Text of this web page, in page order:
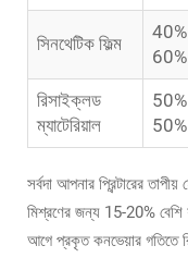
সিনথেটিক ফিল্ম
60%
রিসাইক্লড
ম্যাটেরিয়াল
50%
সর্বদা আপনার প্রিন্টারের
মিশ্রণের জন্য 15-20% বেশি
আগে প্রকৃত কনভেয়ার গতিতে